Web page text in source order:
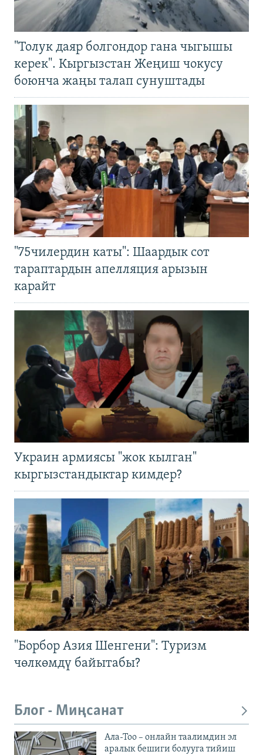
"Толук даяр болгондор гана чыгышы
керек". Кыргызстан Жеңиш чокусу
боюнча жаңы талап сунуштады
"75чилердин каты": Шаардык сот
тараптардын апелляция арызын
карайт
Украин армиясы "жок кылган"
кыргызстандыктар кимдер?
"Борбор Азия Шенгени": Туризм
чөлкөмдү байытабы?
Блог - Миңсанат
Ала-Тоо – онлайн таалимдин эл
аралык бешиги болууга тийиш